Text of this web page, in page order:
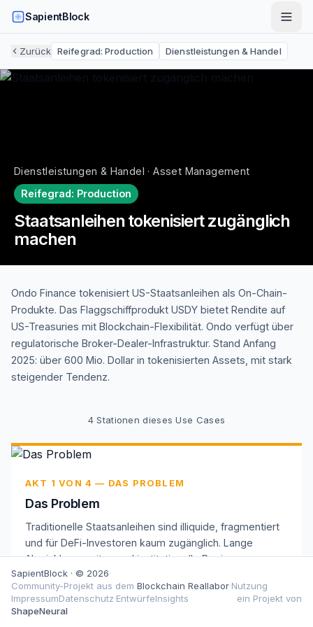
SapientBlock
Zurück Reifegrad:Production Dienstleistungen & Handel
Dienstleistungen & Handel · Asset Management
Reifegrad: Production
Staatsanleihen tokenisiert zugänglich
machen
Ondo Finance tokenisiert US-Staatsanleihen als On-Chain-
Produkte. Das Flaggschiffprodukt USDY bietet Rendite auf
US-Treasuries mit Blockchain-Flexibilität. Ondo verfügt über
regulatorische Broker-Dealer-Infrastruktur. Stand Anfang
2025: über 600 Mio. Dollar in tokenisierten Assets, mit stark
steigender Tendenz.
4 Stationen dieses Use Cases
AKT 1 VON 4 — DAS PROBLEM
Das Problem
Traditionelle Staatsanleihen sind illiquide, fragmentiert
und für DeFi-Investoren kaum zugänglich. Lange
Abwicklungszeiten und institutionelle Barrieren
begrenzen das Yield-Potenzial.
AKT 2 VON 4 — DIE BLOCKCHAIN-LÖSUNG
SapientBlock · © 2026·
Community-Projekt aus dem Blockchain Reallabor·Nutzung
ImpressumDatenschutz·EntwürfeInsights
ein Projekt von
ShapeNeural